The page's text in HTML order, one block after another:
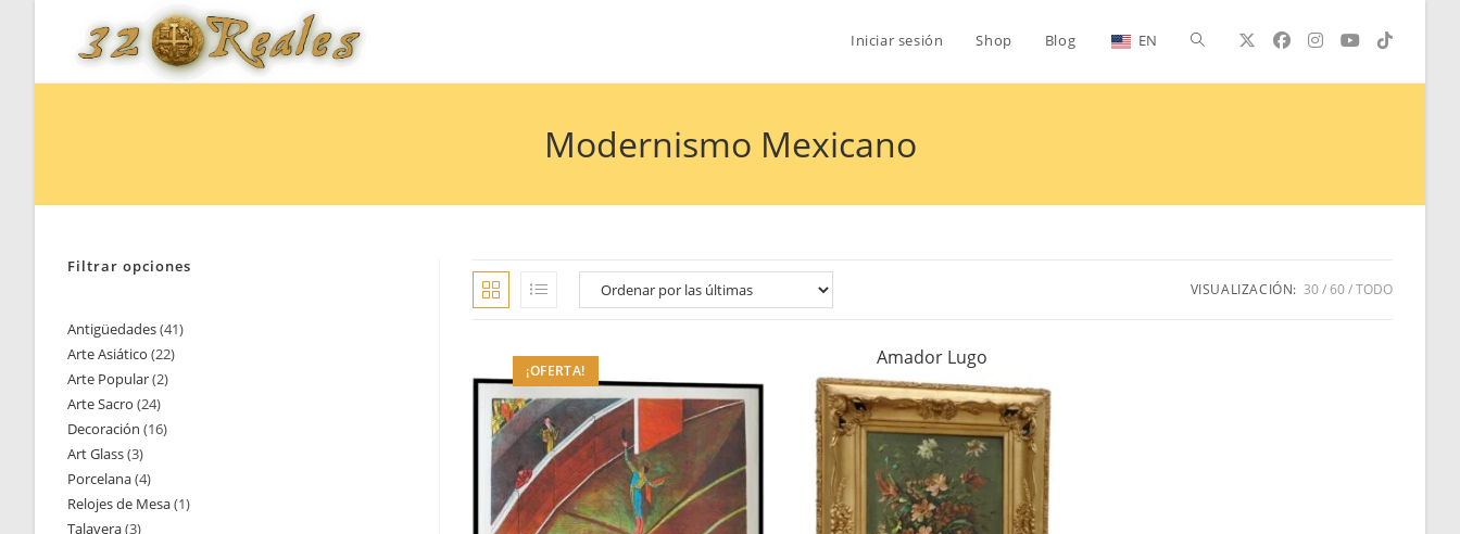
Iniciar sesión Shop Blog EN Alternar
de
la
Modernismo Mexicano
VISUALIZACIÓN: 30 60 TODO
¡OFERTA!
Amador Lugo
Filtrar opciones
Antigüedades 4141
Arte Asiático 2222
Arte Popular 22
Arte Sacro 2424
productos
Decoración 1616
Art Glass 33
productos
Porcelana 44
productos
Relojes de Mesa 11
Talavera 33